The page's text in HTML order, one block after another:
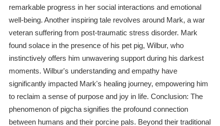
remarkable progress in her social interactions and emotional
well-being. Another inspiring tale revolves around Mark, a war
veteran suffering from post-traumatic stress disorder. Mark
found solace in the presence of his pet pig, Wilbur, who
instinctively offers him unwavering support during his darkest
moments. Wilbur's understanding and empathy have
significantly impacted Mark's healing journey, empowering him
to reclaim a sense of purpose and joy in life. Conclusion: The
phenomenon of pigcha signifies the profound connection
between humans and their porcine pals. Beyond their traditional